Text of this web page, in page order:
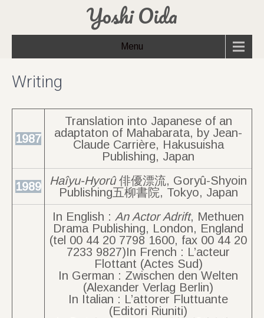
Yoshi Oida
Menu
Writing
1987
Translation into Japanese of an
adaptaton of Mahabarata, by Jean-
Claude Carrière, Hakusuisha
Publishing, Japan
1989 Haîyu-Hyorû俳優漂流, Goryû-Shyoin
Publishing五柳書院, Tokyo, Japan
In English : An Actor Adrift, Methuen
Drama Publishing, London, England
(tel 00 44 20 7798 1600, fax 00 44 20
7233 9827)In French : L’acteur
Flottant (Actes Sud)
In German : Zwischen den Welten
(Alexander Verlag Berlin)
In Italian : L’attorer Fluttuante
(Editori Riuniti)